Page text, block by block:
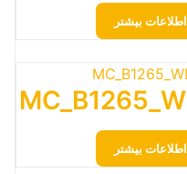
اطلاعات بیشتر
اطلاعات بیشتر